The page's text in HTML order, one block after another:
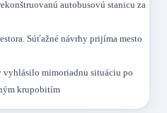
autobusovú stanicu za
Súťažné návrhy prijíma mesto
vyhlásilo mimoriadnu situáciu po
krupobitím